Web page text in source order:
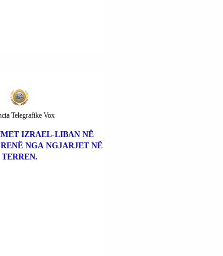
IZRAEL-LIBAN NË
NGA NGJARJET NË
TERREN.
Telegrafike Vox